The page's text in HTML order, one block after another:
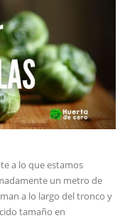
a lo que estamos
un metro de
a lo largo del tronco y
tamaño en